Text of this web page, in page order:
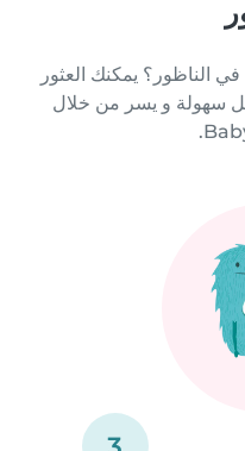
الناظور؟ يمكنك العثور
سهولة و يسر من خلال